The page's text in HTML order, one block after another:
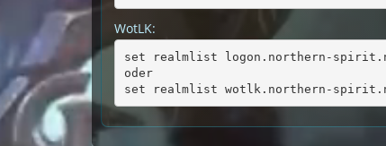
WotLK:
set realmlist logon.northern-
oder
set realmlist wotlk.northern-